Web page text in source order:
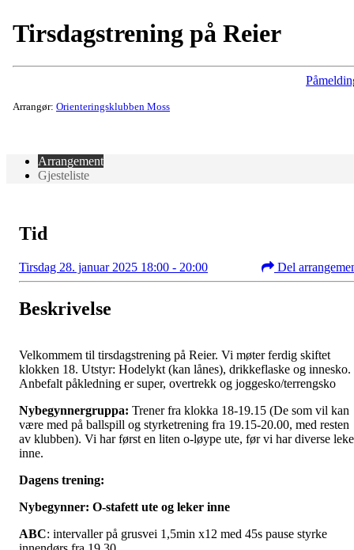
Tirsdagstrening på Reier
Arrangør: Orienteringsklubben Moss
Arrangement
Gjesteliste
Tid
Tirsdag 28. januar 2025 18:00 - 20:00 Del
Beskrivelse
Velkommem til tirsdagstrening på Reier. Vi møter ferdig skiftet
klokken 18. Utstyr: Hodelykt (kan lånes), drikkeflaske og innesko.
Anbefalt påkledning er super, overtrekk og joggesko/terrengsko
Nybegynnergruppa: Trener fra klokka 18-19.15 (De som vil kan
være med på ballspill og styrketrening fra 19.15-20.00, med resten
av klubben). Vi har først en liten o-løype ute, før vi har diverse
inne.
Dagens trening:
Nybegynner: O-stafett ute og leker inne
ABC: intervaller på grusvei 1,5min x12 med 45s pause styrke